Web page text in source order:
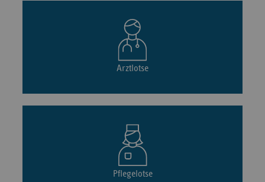
Arztlotse
Pflegelotse